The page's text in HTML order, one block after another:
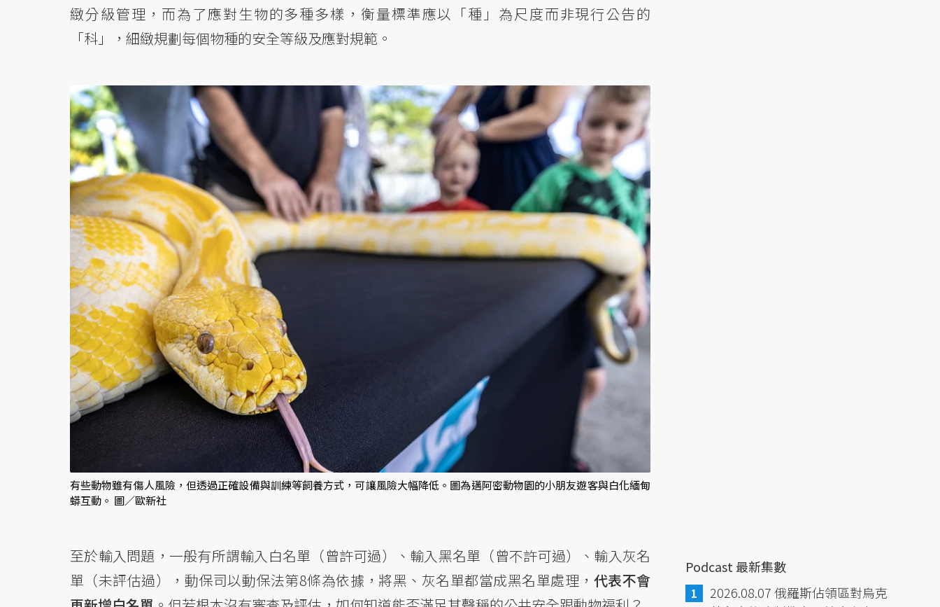
緻分級管理，而為了應對生物的多種多樣，衡量標準應以「種」為尺度而非現行公告的
「科」，細緻規劃每個物種的安全等級及應對規範。
有些動物雖有傷人風險，但透過正確設備與訓練等飼養方式，可讓風險大幅降低。圖為邁阿密動物園的小朋友遊客與白化緬甸
蟒互動。 圖／歐新社
至於輸入問題，一般有所謂輸入白名單（曾許可過）、輸入黑名單（曾不許可過）、輸入灰名
單（未評估過），動保司以動保法第8條為依據，將黑、灰名單都當成黑名單處理， 代表不會
Podcast 最新集數
2026.08.07 俄羅斯佔領區對烏克